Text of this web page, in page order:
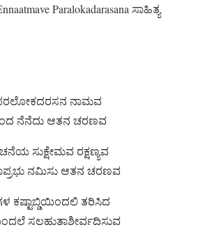
Paralokadarasana ಸಾಹಿತ್ಯ
ಪರಲೋಕದರಸನ ನಾಮವ
ನೆನೆದು ಆತನ ಚರಣವ
ಸುಕ್ಷೇಮವ ರಕ್ಷಣ್ಯವ
ನಮಿಸು ಆತನ ಚರಣವ
ಕಷ್ಟಾಬ್ಡಿಯಿಂದಲಿ ತರಿಸಿದ
ಸಲಹುತಾಶೀರ್ವದಿಸುವ